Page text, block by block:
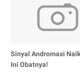
Sinyal Andromaxi
Ini Obatnya!